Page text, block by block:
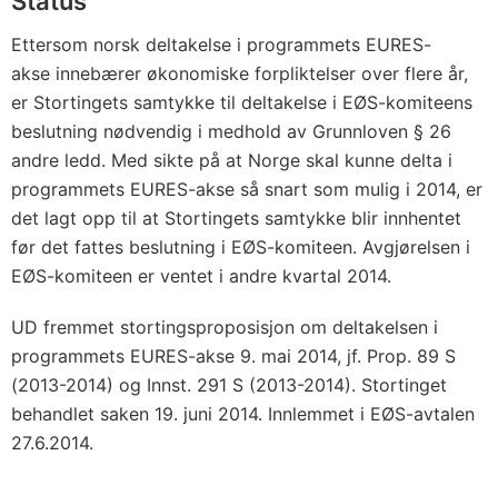
Ettersom norsk deltakelse i programmets EURES-
akse innebærer økonomiske forpliktelser over flere år,
er Stortingets samtykke til deltakelse i EØS-komiteens
beslutning nødvendig i medhold av Grunnloven § 26
andre ledd. Med sikte på at Norge skal kunne delta i
programmets EURES-akse så snart som mulig i 2014, er
det lagt opp til at Stortingets samtykke blir innhentet
før det fattes beslutning i EØS-komiteen. Avgjørelsen i
EØS-komiteen er ventet i andre kvartal 2014.
UD fremmet stortingsproposisjon om deltakelsen i
programmets EURES-akse 9. mai 2014, jf. Prop. 89 S
(2013-2014) og Innst. 291 S (2013-2014). Stortinget
behandlet saken 19. juni 2014. Innlemmet i EØS-avtalen
27.6.2014.